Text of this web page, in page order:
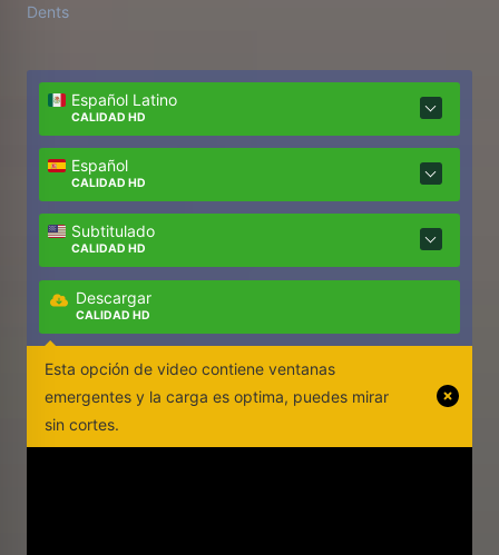
Dents
Español Latino
CALIDAD HD
Español
CALIDAD HD
Subtitulado
CALIDAD HD
Descargar
CALIDAD HD
Esta opción de video contiene ventanas
emergentes y la carga es optima, puedes mirar
sin cortes.